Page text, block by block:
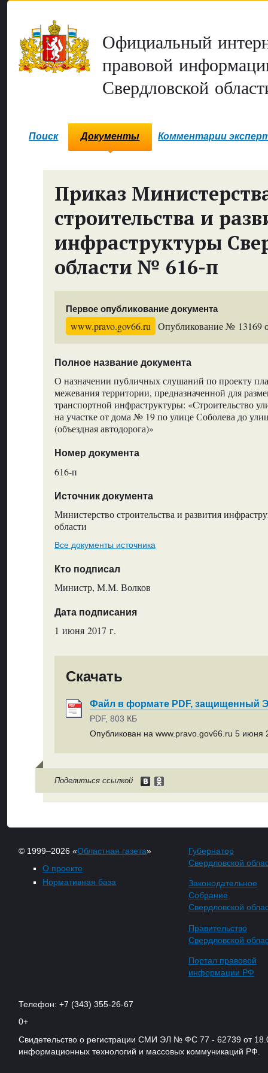
Официальный
правовой
Свердловской
Поиск Документы Комментарии
Приказ
строительства и
инфраструктуры
области № 616-п
Первое опубликование документа
www.pravo.gov66.ru Опубликование № 13169
Полное название документа
О назначении публичных слушаний по проекту
межевания территории, предназначенной для
транспортной инфраструктуры: «Строительство
на участке от дома № 19 по улице Соболева до
(объездная автодорога)»
Номер документа
616-п
Источник документа
Министерство строительства и развития
области
Все документы источника
Кто подписал
Министр, М.М. Волков
Дата подписания
1 июня 2017 г.
Скачать
Файл в формате PDF, защищенный
PDF, 803 КБ
Опубликован на www.pravo.gov66.ru 5 июня
Поделиться ссылкой
© 1999–2026 «Областная газета»
О проекте
Нормативная база
Губернатор
Свердловской
Законодательное
Собрание
Свердловской
Правительство
Свердловской
Портал правовой
информации РФ
Телефон: +7 (343) 355-26-67
0+
Свидетельство о регистрации СМИ ЭЛ № ФС 77 - 62739 от
информационных технологий и массовых коммуникаций РФ.